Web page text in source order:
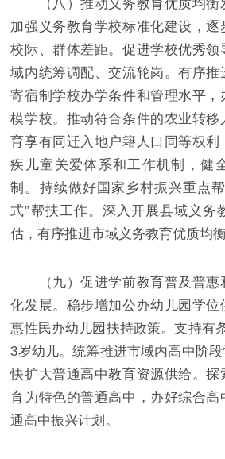
加强义务教育学校标准化建设，逐
校际、群体差距。促进学校优秀
域内统筹调配、交流轮岗。有序
寄宿制学校办学条件和管理水平
模学校。推动符合条件的农业转
育享有同迁入地户籍人口同等权
疾儿童关爱体系和工作机制，健
制。持续做好国家乡村振兴重点
式”帮扶工作。深入开展县域义务
估，有序推进市域义务教育优质均衡
（九）促进学前教育普及普惠
化发展。稳步增加公办幼儿园学
惠性民办幼儿园扶持政策。支持有
3岁幼儿。统筹推进市域内高中阶
快扩大普通高中教育资源供给。
育为特色的普通高中，办好综合
通高中振兴计划。